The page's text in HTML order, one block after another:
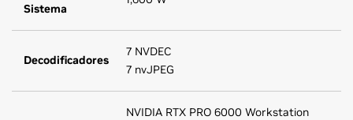
Sistema
Decodificadores
7 NVDEC
7 nvJPEG
NVIDIA RTX PRO 6000 Workstation